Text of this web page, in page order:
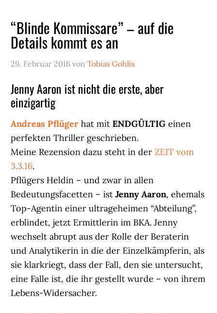
“Blinde Kommissare” – auf die
Details kommt es an
29. Februar 2016 vonTobias Gohlis
Jenny Aaron ist nicht die erste, aber
einzigartig
Andreas Pflüger hat mitENDGÜLTIG einen
perfekten Thriller geschrieben.
Meine Rezension dazu steht in derZEIT vom
3.3.16.
Pflügers Heldin – und zwar in allen
Bedeutungsfacetten – istJenny Aaron, ehemals
Top-Agentin einer ultrageheimen “Abteilung”,
erblindet, jetzt Ermittlerin im BKA. Jenny
wechselt abrupt aus der Rolle der Beraterin
und Analytikerin in die der Einzelkämpferin, als
sie klarkriegt, dass der Fall, den sie untersucht,
eine Falle ist, die ihr gestellt wurde – von ihrem
Lebens-Widersacher.